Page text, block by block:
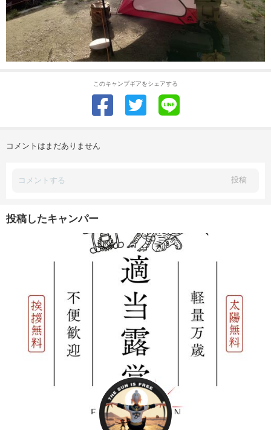
このキャンプギアをシェアする
コメントはまだありません
投稿
投稿したキャンパー